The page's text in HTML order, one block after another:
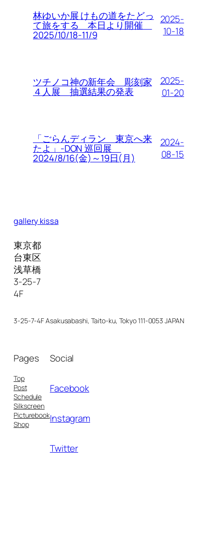
林ゆいか展 けもの道をたどっ
て旅をする 本日より開催
2025/10/18-11/9
2025-
10-18
ツチノコ神の新年会 彫刻家
４人展 抽選結果の発表
2025-
01-20
「ごらんディラン 東京へ来
たよ」-DON 巡回展
2024/8/16(金)～19日(月)
2024-
08-15
gallery kissa
東京都
台東区
浅草橋
3-25-7
4F
3-25-7-4F Asakusabashi, Taito-ku, Tokyo 111-0053 JAPAN
Pages
Top
Post
Schedule
Silkscreen
Picturebook
Shop
Social
Facebook
Instagram
Twitter